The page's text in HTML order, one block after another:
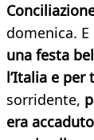
domenica.
una festa
l’Italia e
sorridente,
era